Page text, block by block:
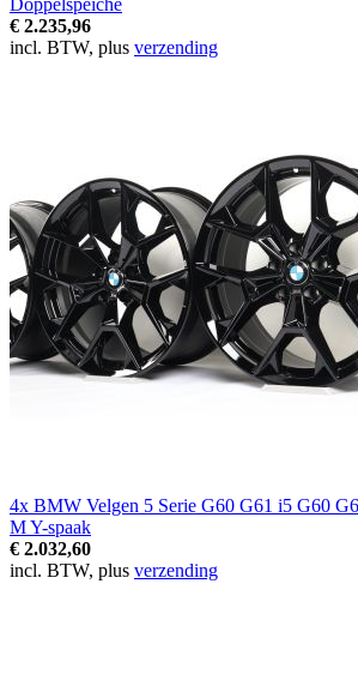
€ 2.235,96
incl. BTW, plus verzending
4x BMW Velgen 5 Serie G60 G61 i5 G60
M Y-spaak
€ 2.032,60
incl. BTW, plus verzending